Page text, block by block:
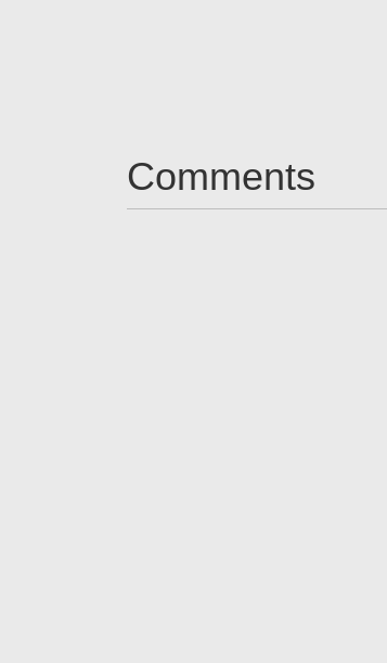
Comments